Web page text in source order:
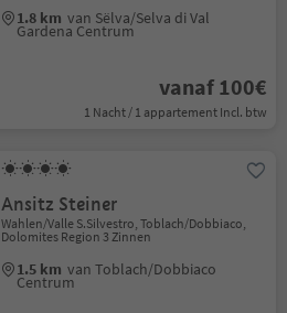
1.8 km van Sëlva/Selva di Val
Gardena Centrum
vanaf 100€
1 Nacht / 1 appartement Incl. btw
Ansitz Steiner
Wahlen/Valle S.Silvestro, Toblach/Dobbiaco,
Dolomites Region 3 Zinnen
1.5 km van Toblach/Dobbiaco
Centrum